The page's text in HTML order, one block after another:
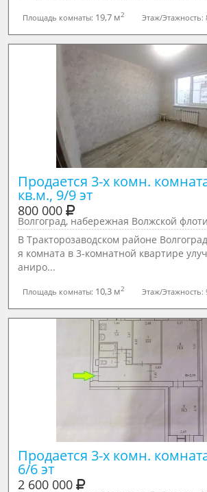
Площадь комнаты: 19,7 м2 Этаж/Этажность:
Продается 3-х комн.
кв.м., 9/9 эт
800 000
Волгоград, набережная Волжской
В Тракторозаводском районе
я комната в 3-комнатной квартире
аниро...
Площадь комнаты: 10,3 м2 Этаж/Этажность:
Продается 3-х комн.
6/6 эт
2 600 000